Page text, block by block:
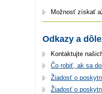
Možnosť získať
Odkazy a
Kontaktujte
Čo robiť, ak sa
Žiadosť o
Žiadosť o